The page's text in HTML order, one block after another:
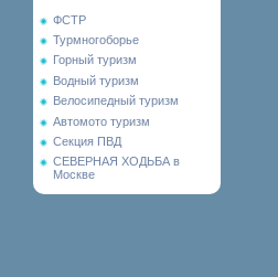
ФСТР
Турмногоборье
Горный туризм
Водный туризм
Велосипедный туризм
Автомото туризм
Секция ПВД
СЕВЕРНАЯ ХОДЬБА в
Москве